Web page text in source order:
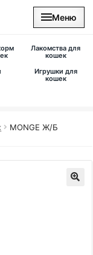
Меню
Лакомства для
кошек
Игрушки для
кошек
MONGE Ж/Б